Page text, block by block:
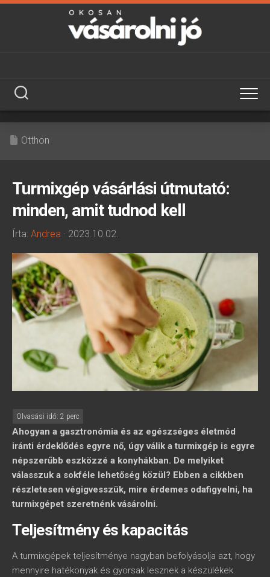
Skip
Otthon
Turmixgép vásárlási útmutató:
minden, amit tudnod kell
Írta: Andrea · 2023.10.02.
Ahogyan a gasztronómia és az egészséges életmód
iránti érdeklődés egyre nő, úgy válik a turmixgép is egyre
népszerűbb eszközzé a konyhákban. De melyiket
válasszuk a sokféle lehetőség közül? Ebben a cikkben
részletesen végigvesszük, mire érdemes odafigyelni, ha
turmixgépet szeretnénk vásárolni.
Teljesítmény és kapacitás
A turmixgépek teljesítménye nagyban befolyásolja azt, hogy
mennyire hatékonyak és gyorsak lesznek a készülékek.